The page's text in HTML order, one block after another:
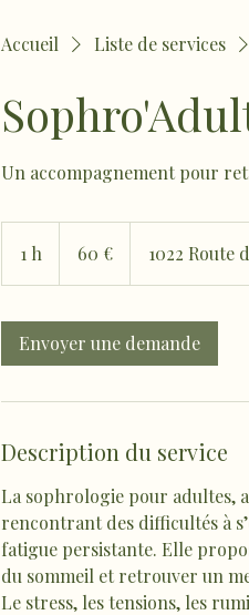
Accueil Liste de services
Un accompagnement pour
1 h 60 € 1022 Route
Envoyer une demande
Description du service
La sophrologie pour adultes,
rencontrant des difficultés à
fatigue persistante. Elle
du sommeil et retrouver un
Le stress, les tensions, les